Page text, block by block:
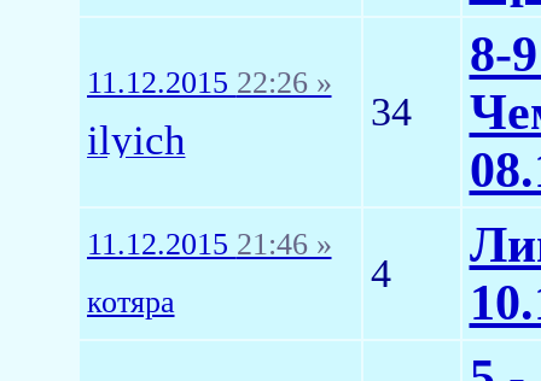
11.12.2015 22:26 »
ilyich
34
8-
11.12.2015 21:46 »
котяра
4